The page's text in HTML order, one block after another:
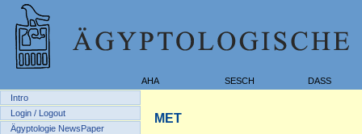
AHA SESCH
DASS
Intro
Login / Logout
Ägyptologie NewsPaper
MET